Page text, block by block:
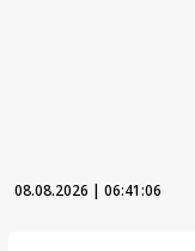
08.08.2026 | 06:41:08